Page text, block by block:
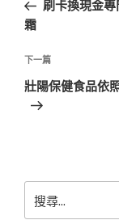
導
覽
篇
章
刷卡換現金
霜
下
一
篇
下一篇
壯陽保健食品依
尋